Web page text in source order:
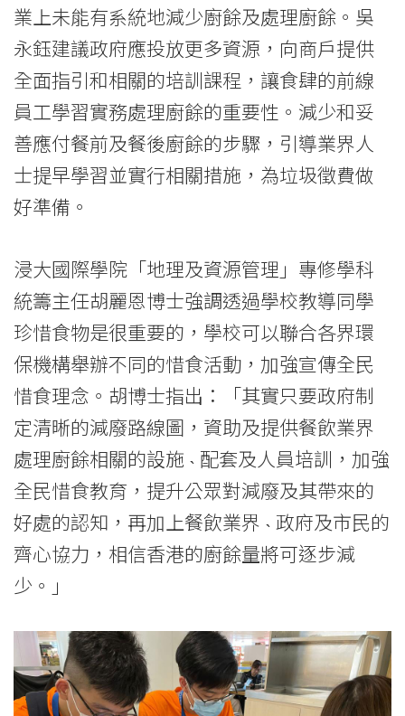
業上未能有系統地減少廚餘及處理廚餘。吳
永鈺建議政府應投放更多資源，向商戶提供
全面指引和相關的培訓課程，讓食肆的前線
員工學習實務處理廚餘的重要性。減少和妥
善應付餐前及餐後廚餘的步驟，引導業界人
士提早學習並實行相關措施，為垃圾徵費做
好準備。
浸大國際學院「地理及資源管理」專修學科
統籌主任胡麗恩博士強調透過學校教導同學
珍惜食物是很重要的，學校可以聯合各界環
保機構舉辦不同的惜食活動，加強宣傳全民
惜食理念。胡博士指出：「其實只要政府制
定清晰的減廢路線圖，資助及提供餐飲業界
處理廚餘相關的設施 ˴ 配套及人員培訓，加強
全民惜食教育，提升公眾對減廢及其帶來的
好處的認知，再加上餐飲業界 ˴ 政府及市民的
齊心協力，相信香港的廚餘量將可逐步減
少。」